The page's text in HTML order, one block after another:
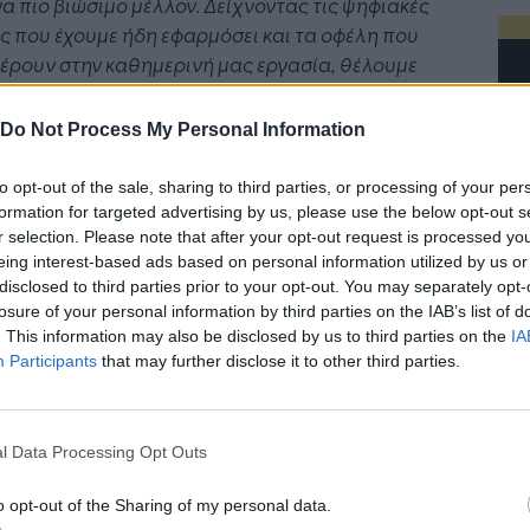
Do Not Process My Personal Information
opt-out of the sale, sharing to third parties, or processing of your
for targeted advertising by us, please use the below opt-out
selection. Please note that after your opt-out request is processed
interest-based ads based on personal information utilized by us
to third parties prior to your opt-out. You may separately
of your personal information by third parties on the IAB’s list of
This information may also be disclosed by us to third parties on the
Participants that may further disclose it to other third parties.
Data Processing Opt Outs
opt-out of the Sharing of my personal data.
που έχουμε ήδη εφαρμόσει και τα οφέλη που
στην καθημερινή μας εργασία, θέλουμε
όλοτον κόσμονα ξεκινήσειτη
δήλωσε ο Peter Hermann, Πρόεδρος του
την περιοχή της Ευρώπης, η Schneider
έχει ισχυρή παρουσία και χάρη στο επιδέξιο
δυναμικό της αποτελεί ένα σημαντικό
γνώσης. Μερικά παραδείγματα αποτελούν το
Grid Research and Development Hub στη
οι βιομηχανικές μονάδες, το περιφερειακό
και Βιωσιμότητας στην Ουγγαρία. «Στην
είμαστε συνεπείς, καθώς προσφέρουμε
για τη ψηφιοποίηση των δικών μας
λειτουργικό σύστημα της